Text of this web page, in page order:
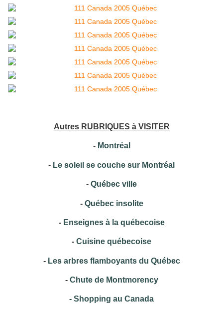
Autres RUBRIQUES à VISITER
- Montréal
- Le soleil se couche sur Montréal
- Québec ville
-Québec insolite
- Enseignes à la québecoise
- Cuisine québecoise
- Les arbres flamboyants du Québec
- Chute de Montmorency
- Shopping au Canada